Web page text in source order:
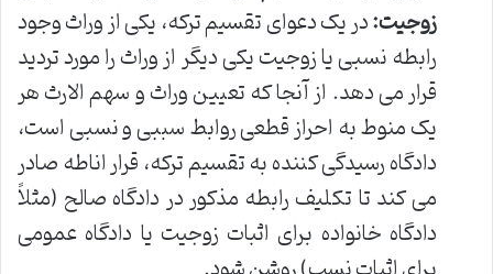
زوجیت:در یک دعوای تقسیم ترکه، یکی از وراث وجود
رابطه نسبی یا زوجیت یکی دیگر از وراث را مورد تردید
قرار می دهد. از آنجا که تعیین وراث و سهم الارث هر
یک منوط به احراز قطعی روابط سببی و نسبی است،
دادگاه رسیدگی کننده به تقسیم ترکه، قرار اناطه صادر
می کند تا تکلیف رابطه مذکور در دادگاه صالح (مثلاً
دادگاه خانواده برای اثبات زوجیت یا دادگاه عمومی